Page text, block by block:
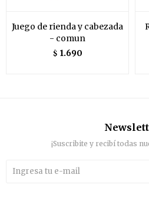
Juego de rienda y cabezada
- comun
$ 1.690
¡Suscribite y recibí todas